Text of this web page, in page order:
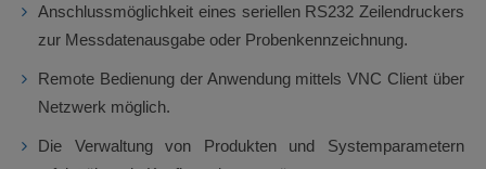
Anschlussmöglichkeit eines seriellen RS232 Zeilendruckers
zur Messdatenausgabe oder Probenkennzeichnung.
Remote Bedienung der Anwendung mittels VNC Client über
Netzwerk möglich.
Die Verwaltung von Produkten und Systemparametern